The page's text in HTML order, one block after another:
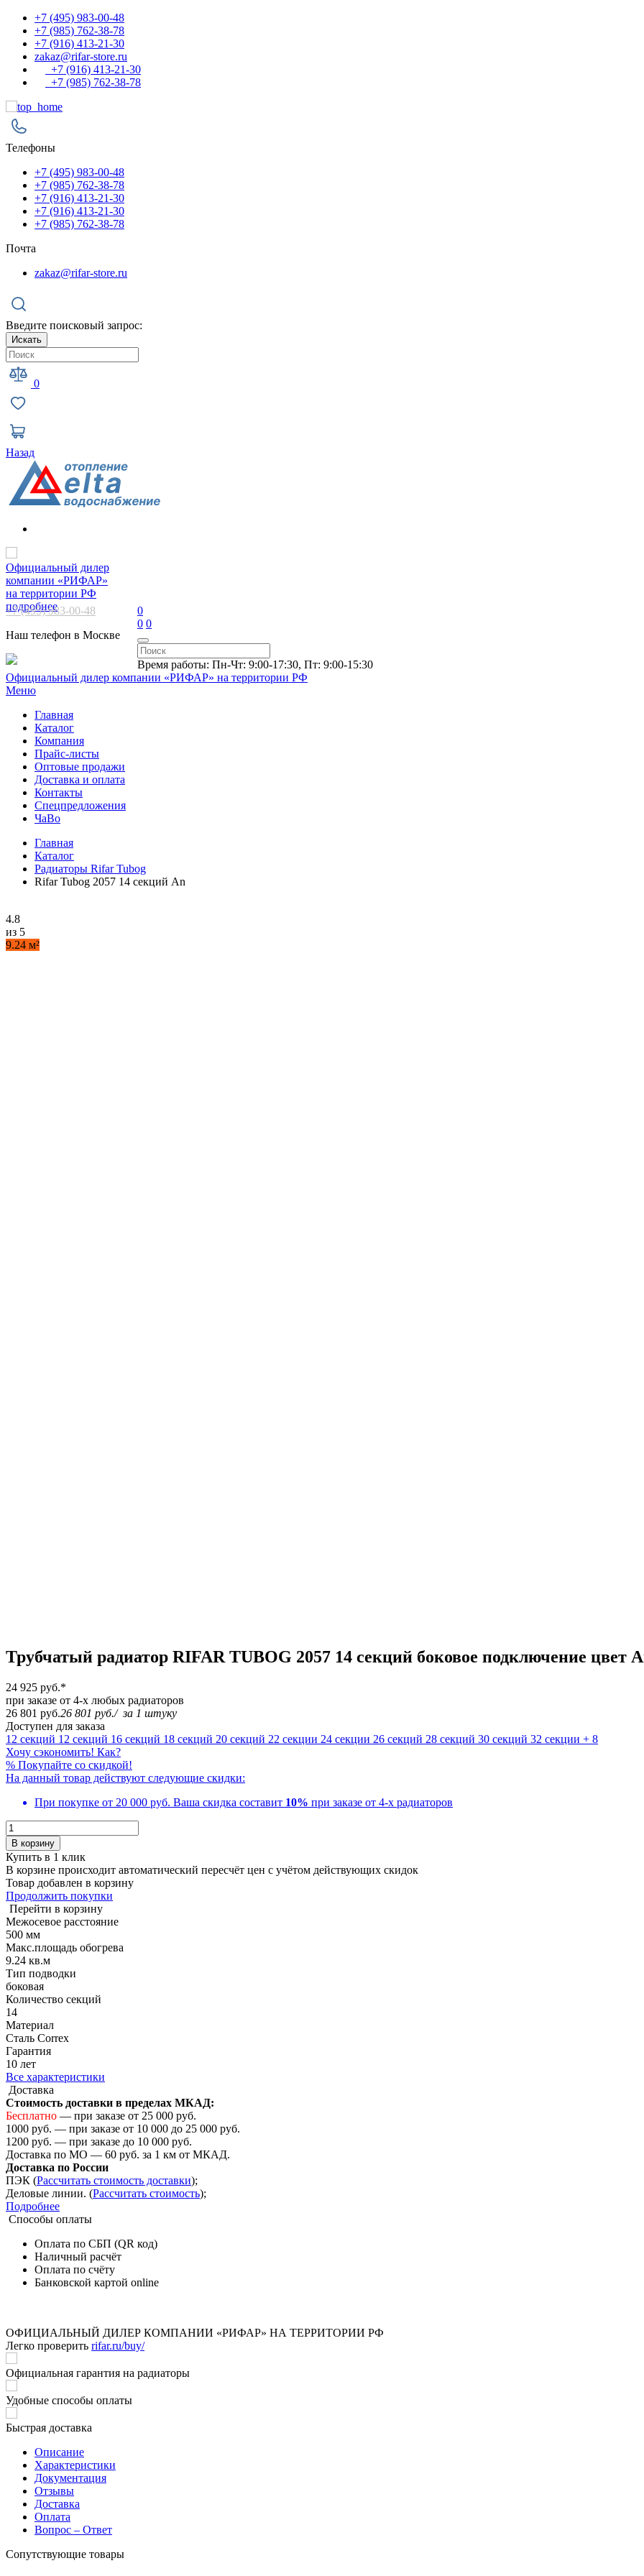
+7 (495) 983-00-48
+7 (985) 762-38-78
+7 (916) 413-21-30
zakaz@rifar-store.ru
+7 (916) 413-21-30
+7 (985) 762-38-78
Телефоны
+7 (495) 983-00-48
+7 (985) 762-38-78
+7 (916) 413-21-30
+7 (916) 413-21-30
+7 (985) 762-38-78
Почта
zakaz@rifar-store.ru
Введите поисковый запрос:
Искать
0
Назад
Официальный дилер
компании «РИФАР»
на территории РФ
подробнее
+7 (495) 983-00-48
Наш телефон в Москве
0
0 0
Время работы: Пн-Чт: 9:00-17:30, Пт: 9:00-15:30
Официальный дилер компании «РИФАР» на территории РФ
Меню
Главная
Каталог
Компания
Прайс-листы
Оптовые продажи
Доставка и оплата
Контакты
Спецпредложения
ЧаВо
Главная
Каталог
Радиаторы Rifar Tubog
Rifar Tubog 2057 14 секций An
4.8
из 5
9.24 м²
Трубчатый радиатор RIFAR TUBOG 2057 14 секций боковое подключение цвет
24 925 руб.*
при заказе от 4-х любых радиаторов
26 801 руб.26 801 руб./за 1 штуку
Доступен для заказа
12 секций 12 секций 16 секций 18 секций 20 секций 22 секции 24 секции 26 секций 28 секций 30 секций 32 секции + 8
Хочу сэкономить! Как?
% Покупайте со скидкой!
На данный товар действуют следующие скидки:
При покупке от 20 000 руб. Ваша скидка составит 10% при заказе от 4-х радиаторов
В корзину
Купить в 1 клик
В корзине происходит автоматический пересчёт цен с учётом действующих скидок
Товар добавлен в корзину
Продолжить покупки
Перейти в корзину
Межосевое расстояние
500 мм
Макс.площадь обогрева
9.24 кв.м
Тип подводки
боковая
Количество cекций
14
Материал
Сталь Correx
Гарантия
10 лет
Все характеристики
Доставка
Стоимость доставки в пределах МКАД:
Бесплатно — при заказе от 25 000 руб.
1000 руб. — при заказе от 10 000 до 25 000 руб.
1200 руб. — при заказе до 10 000 руб.
Доставка по МО — 60 руб. за 1 км от МКАД.
Доставка по России
ПЭК (Рассчитать стоимость доставки);
Деловые линии. (Рассчитать стоимость);
Подробнее
Способы оплаты
Оплата по СБП (QR код)
Наличный расчёт
Оплата по счёту
Банковской картой online
ОФИЦИАЛЬНЫЙ ДИЛЕР КОМПАНИИ «РИФАР» НА ТЕРРИТОРИИ РФ
Легко проверить rifar.ru/buy/
Официальная гарантия на радиаторы
Удобные способы оплаты
Быстрая доставка
Описание
Характеристики
Документация
Отзывы
Доставка
Оплата
Вопрос – Ответ
Сопутствующие товары